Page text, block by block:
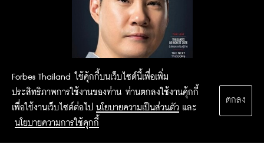
Forbes Thailand ใช้คุ้กกี้บนเว็บไซต์นี้เพื่อเพิ่ม
ประสิทธิภาพการใช้งานของท่าน ท่านตกลงใช้งานคุ้กกี้
เพื่อใช้งานเว็บไซต์ต่อไป นโยบายความเป็นส่วนตัว และ
นโยบายความการใช้คุกกี้
ตกลง
2015 Forbesthailand.com ALL RIGHTS RESERVED